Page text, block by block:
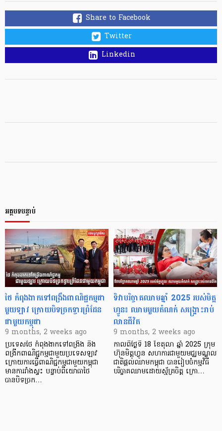
Share to Facebook
Twitter
Linkedin
អត្ថបទបន្ទាប់
ថៃ កំពុងងាកទៅពង្រឹងពាណិជ្ជកម្មជា
មួយឡាវ ក្រោយបិទច្រកទ្វារព្រំដែន
ជាមួយកម្ពុជា
9 months, 2 weeks ago
ប្រទេសថៃ កំពុងងាកទៅពង្រឹង និង
ពង្រីកពាណិជ្ជកម្មជាមួយប្រទេសឡាវ
ក្រោយការធ្វើពាណិជ្ជកម្មជាមួយកម្ពុជា
មានការរាំងស្ទះ បន្ទាប់ពីយោធាថៃ
បានបិទច្រក…
ទិវាបរិច្ចាគឈាមឆ្នាំ 2025 របស់មិត្ត
ហ្វូន៖ ឈាមមួយតំណក់ សង្គ្រោះរាប់
លានជីវិត
9 months, 2 weeks ago
កាលពីថ្ងៃទី 18 ខែតុលា ឆ្នាំ 2025 ក្រុម
ហ៊ុនមិត្តហ្វូន សហការជាមួយមជ្ឈមណ្ឌល
ជាតិផ្តល់ឈាមកម្ពុជា បានរៀបចំកម្មវិធី
បរិច្ចាគឈាមដោយស្ម័គ្រចិត្ត ក្រោ…